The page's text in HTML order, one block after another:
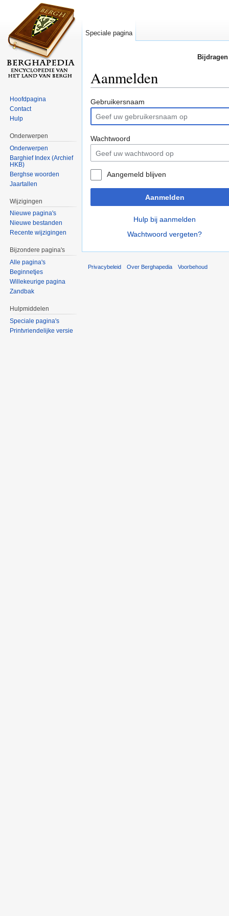
Aanmelden
Gebruikersnaam
Wachtwoord
Aangemeld blijven
Aanmelden
Hulp bij aanmelden
Wachtwoord vergeten?
Speciale pagina
Hoofdpagina
Contact
Hulp
Onderwerpen
Onderwerpen
Barghief Index (Archief
HKB)
Berghse woorden
Jaartallen
Wijzigingen
Nieuwe pagina's
Nieuwe bestanden
Recente wijzigingen
Bijzondere pagina's
Alle pagina's
Beginnetjes
Willekeurige pagina
Zandbak
Hulpmiddelen
Speciale pagina's
Printvriendelijke versie
Privacybeleid Over Berghapedia Voorbehoud